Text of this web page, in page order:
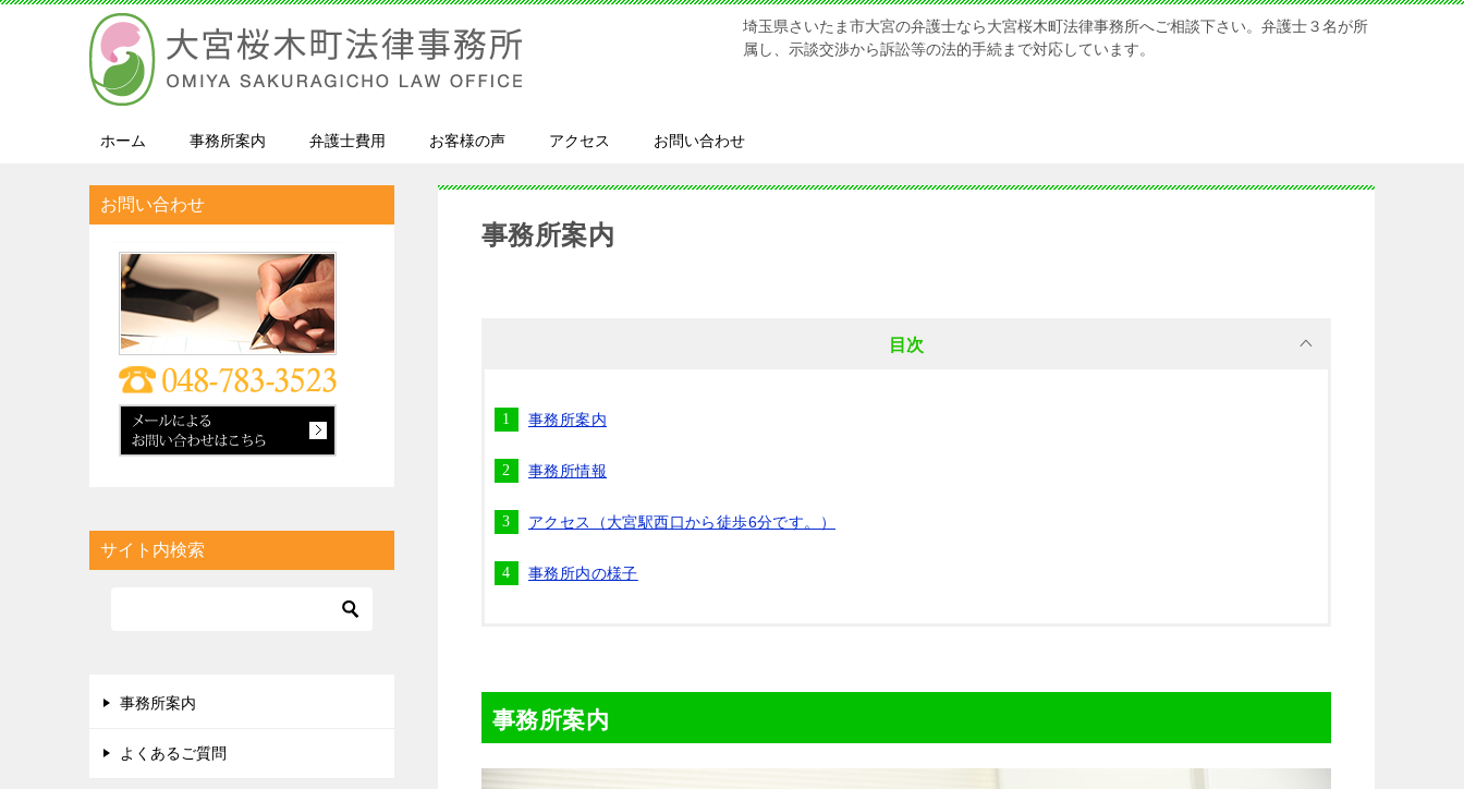
埼玉県さいたま市大宮の弁護士なら大宮桜木町法律事務所へご相談下さい。弁護士３名が所
属し、示談交渉から訴訟等の法的手続まで対応しています。
ホーム 事務所案内 弁護士費用 お客様の声 アクセス お問い合わせ
事務所案内
目次
事務所案内
事務所情報
アクセス（大宮駅西口から徒歩6分です。）
事務所内の様子
事務所案内
お問い合わせ
サイト内検索
事務所案内
よくあるご質問